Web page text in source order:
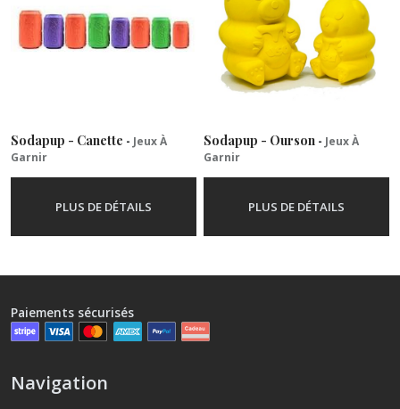
Sodapup - Canette - Jeux À
Garnir
PLUS DE DÉTAILS
Sodapup - Ourson - Jeux À
Garnir
PLUS DE DÉTAILS
Paiements sécurisés
Navigation